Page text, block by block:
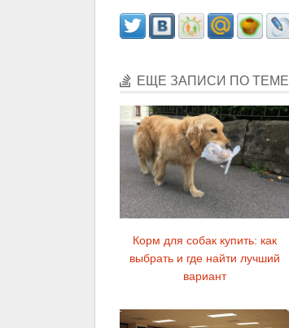
ЕЩЕ ЗАПИСИ ПО ТЕМЕ
Корм для собак купить: как
выбрать и где найти лучший
вариант